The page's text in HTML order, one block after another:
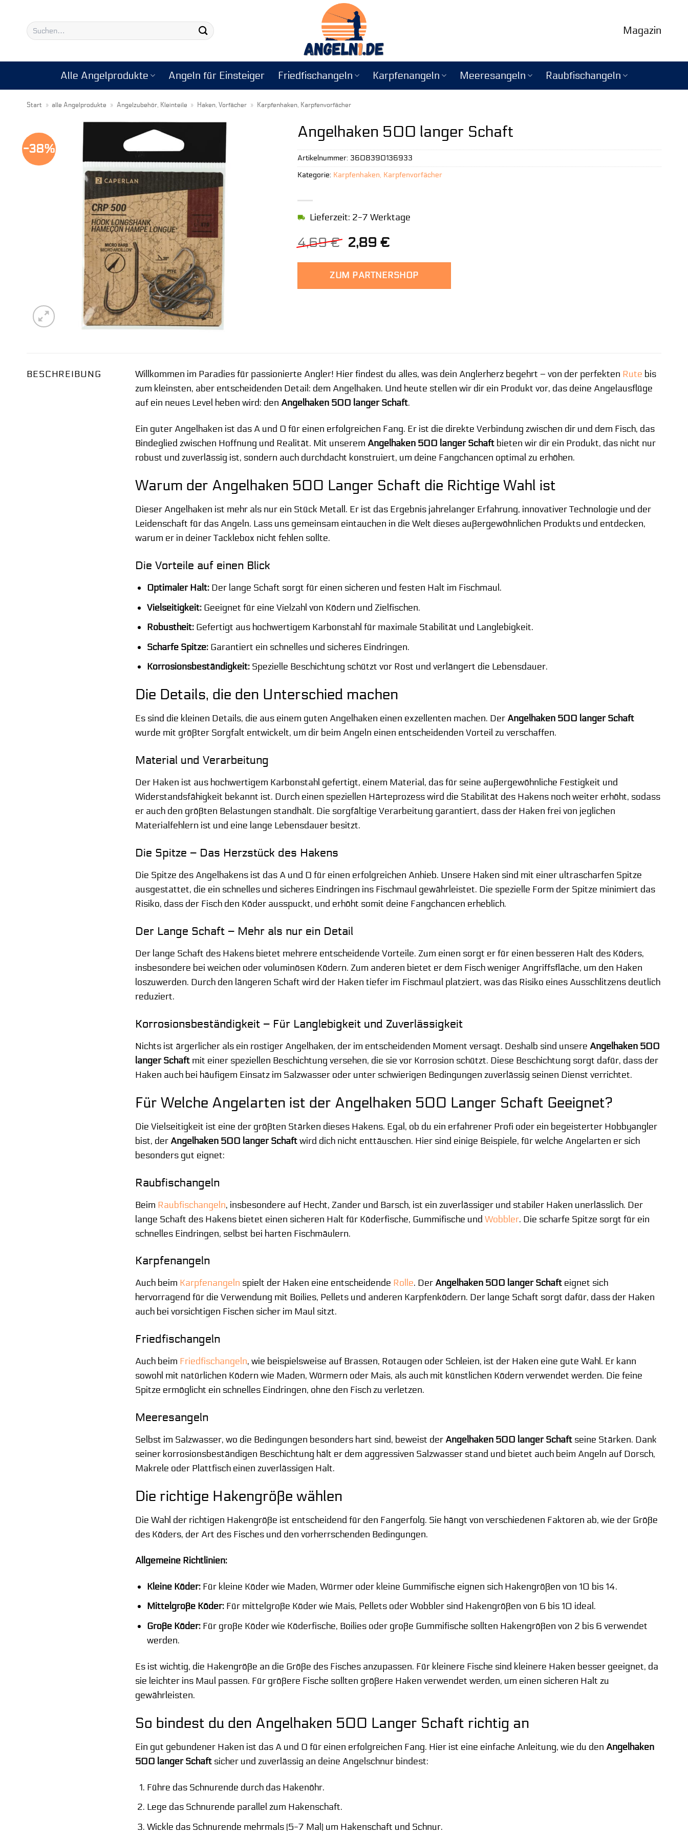
springen
Suchen
nach:
Magazin
Alle Angelprodukte Angeln für Einsteiger Friedfischangeln Karpfenangeln Meeresangeln Raubfischangeln
Start » alle Angelprodukte » Angelzubehör, Kleinteile » Haken, Vorfächer » Karpfenhaken, Karpfenvorfächer
-38%
Angelhaken 500 langer Schaft
4,69€ Ursprünglicher
war:
4,69 €
2,89€Aktueller
ist:
2,89 €.
Lieferzeit: 2-7 Werktage
ZUM PARTNERSHOP
Artikelnummer: 3608390136933
Kategorie: Karpfenhaken, Karpfenvorfächer
BESCHREIBUNG Willkommen im Paradies für passionierte Angler! Hier findest du alles, was dein Anglerherz begehrt – von der perfekten Rute bis
zum kleinsten, aber entscheidenden Detail: dem Angelhaken. Und heute stellen wir dir ein Produkt vor, das deine Angelausflüge
auf ein neues Level heben wird: den Angelhaken 500 langer Schaft.
Ein guter Angelhaken ist das A und O für einen erfolgreichen Fang. Er ist die direkte Verbindung zwischen dir und dem Fisch, das
Bindeglied zwischen Hoffnung und Realität. Mit unserem Angelhaken 500 langer Schaftbieten wir dir ein Produkt, das nicht nur
robust und zuverlässig ist, sondern auch durchdacht konstruiert, um deine Fangchancen optimal zu erhöhen.
Warum der Angelhaken 500 Langer Schaft die Richtige Wahl ist
Dieser Angelhaken ist mehr als nur ein Stück Metall. Er ist das Ergebnis jahrelanger Erfahrung, innovativer Technologie und der
Leidenschaft für das Angeln. Lass uns gemeinsam eintauchen in die Welt dieses außergewöhnlichen Produkts und entdecken,
warum er in deiner Tacklebox nicht fehlen sollte.
Die Vorteile auf einen Blick
Optimaler Halt:Der lange Schaft sorgt für einen sicheren und festen Halt im Fischmaul.
Vielseitigkeit:Geeignet für eine Vielzahl von Ködern und Zielfischen.
Robustheit:Gefertigt aus hochwertigem Karbonstahl für maximale Stabilität und Langlebigkeit.
Scharfe Spitze:Garantiert ein schnelles und sicheres Eindringen.
Korrosionsbeständigkeit:Spezielle Beschichtung schützt vor Rost und verlängert die Lebensdauer.
Die Details, die den Unterschied machen
Es sind die kleinen Details, die aus einem guten Angelhaken einen exzellenten machen. DerAngelhaken 500 langer Schaft
wurde mit größter Sorgfalt entwickelt, um dir beim Angeln einen entscheidenden Vorteil zu verschaffen.
Material und Verarbeitung
Der Haken ist aus hochwertigem Karbonstahl gefertigt, einem Material, das für seine außergewöhnliche Festigkeit und
Widerstandsfähigkeit bekannt ist. Durch einen speziellen Härteprozess wird die Stabilität des Hakens noch weiter erhöht, sodass
er auch den größten Belastungen standhält. Die sorgfältige Verarbeitung garantiert, dass der Haken frei von jeglichen
Materialfehlern ist und eine lange Lebensdauer besitzt.
Die Spitze – Das Herzstück des Hakens
Die Spitze des Angelhakens ist das A und O für einen erfolgreichen Anhieb. Unsere Haken sind mit einer ultrascharfen Spitze
ausgestattet, die ein schnelles und sicheres Eindringen ins Fischmaul gewährleistet. Die spezielle Form der Spitze minimiert das
Risiko, dass der Fisch den Köder ausspuckt, und erhöht somit deine Fangchancen erheblich.
Der Lange Schaft – Mehr als nur ein Detail
Der lange Schaft des Hakens bietet mehrere entscheidende Vorteile. Zum einen sorgt er für einen besseren Halt des Köders,
insbesondere bei weichen oder voluminösen Ködern. Zum anderen bietet er dem Fisch weniger Angriffsfläche, um den Haken
loszuwerden. Durch den längeren Schaft wird der Haken tiefer im Fischmaul platziert, was das Risiko eines Ausschlitzens deutlich
reduziert.
Korrosionsbeständigkeit – Für Langlebigkeit und Zuverlässigkeit
Nichts ist ärgerlicher als ein rostiger Angelhaken, der im entscheidenden Moment versagt. Deshalb sind unsere Angelhaken 500
langer Schaftmit einer speziellen Beschichtung versehen, die sie vor Korrosion schützt. Diese Beschichtung sorgt dafür, dass der
Haken auch bei häufigem Einsatz im Salzwasser oder unter schwierigen Bedingungen zuverlässig seinen Dienst verrichtet.
Für Welche Angelarten ist der Angelhaken 500 Langer Schaft Geeignet?
Die Vielseitigkeit ist eine der größten Stärken dieses Hakens. Egal, ob du ein erfahrener Profi oder ein begeisterter Hobbyangler
bist, derAngelhaken 500 langer Schaftwird dich nicht enttäuschen. Hier sind einige Beispiele, für welche Angelarten er sich
besonders gut eignet:
Raubfischangeln
Beim Raubfischangeln, insbesondere auf Hecht, Zander und Barsch, ist ein zuverlässiger und stabiler Haken unerlässlich. Der
lange Schaft des Hakens bietet einen sicheren Halt für Köderfische, Gummifische und Wobbler. Die scharfe Spitze sorgt für ein
schnelles Eindringen, selbst bei harten Fischmäulern.
Karpfenangeln
Auch beim Karpfenangeln spielt der Haken eine entscheidende Rolle. DerAngelhaken 500 langer Schafteignet sich
hervorragend für die Verwendung mit Boilies, Pellets und anderen Karpfenködern. Der lange Schaft sorgt dafür, dass der Haken
auch bei vorsichtigen Fischen sicher im Maul sitzt.
Friedfischangeln
Auch beim Friedfischangeln, wie beispielsweise auf Brassen, Rotaugen oder Schleien, ist der Haken eine gute Wahl. Er kann
sowohl mit natürlichen Ködern wie Maden, Würmern oder Mais, als auch mit künstlichen Ködern verwendet werden. Die feine
Spitze ermöglicht ein schnelles Eindringen, ohne den Fisch zu verletzen.
Meeresangeln
Selbst im Salzwasser, wo die Bedingungen besonders hart sind, beweist derAngelhaken 500 langer Schaftseine Stärken. Dank
seiner korrosionsbeständigen Beschichtung hält er dem aggressiven Salzwasser stand und bietet auch beim Angeln auf Dorsch,
Makrele oder Plattfisch einen zuverlässigen Halt.
Die richtige Hakengröße wählen
Die Wahl der richtigen Hakengröße ist entscheidend für den Fangerfolg. Sie hängt von verschiedenen Faktoren ab, wie der Größe
des Köders, der Art des Fisches und den vorherrschenden Bedingungen.
Allgemeine Richtlinien:
Kleine Köder:Für kleine Köder wie Maden, Würmer oder kleine Gummifische eignen sich Hakengrößen von 10 bis 14.
Mittelgroße Köder:Für mittelgroße Köder wie Mais, Pellets oder Wobbler sind Hakengrößen von 6 bis 10 ideal.
Große Köder:Für große Köder wie Köderfische, Boilies oder große Gummifische sollten Hakengrößen von 2 bis 6 verwendet
werden.
Es ist wichtig, die Hakengröße an die Größe des Fisches anzupassen. Für kleinere Fische sind kleinere Haken besser geeignet, da
sie leichter ins Maul passen. Für größere Fische sollten größere Haken verwendet werden, um einen sicheren Halt zu
gewährleisten.
So bindest du den Angelhaken 500 Langer Schaft richtig an
Ein gut gebundener Haken ist das A und O für einen erfolgreichen Fang. Hier ist eine einfache Anleitung, wie du den Angelhaken
500 langer Schaftsicher und zuverlässig an deine Angelschnur bindest:
Führe das Schnurende durch das Hakenöhr.
Lege das Schnurende parallel zum Hakenschaft.
Wickle das Schnurende mehrmals (5-7 Mal) um Hakenschaft und Schnur.